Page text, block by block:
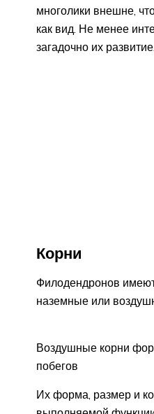
многолики внешне,
как вид. Не менее
загадочно их развитие.
Корни
Филодендронов
наземные или
Воздушные корни
побегов
Их форма, размер и